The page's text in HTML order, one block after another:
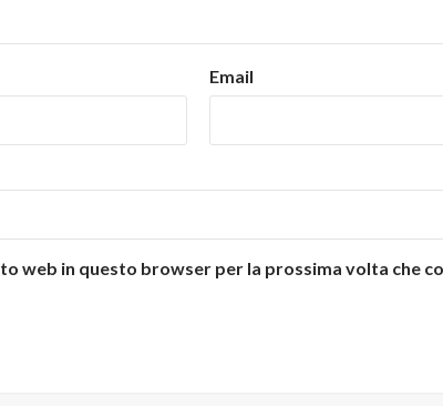
Email
web in questo browser per la prossima volta che